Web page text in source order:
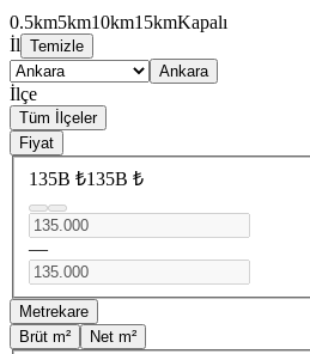
0.5km5km10km15kmKapalı
İl Temizle
Ankara
İlçe
Tüm İlçeler
Fiyat
135B ₺135B ₺
—
Metrekare
Brüt m²
Net m²